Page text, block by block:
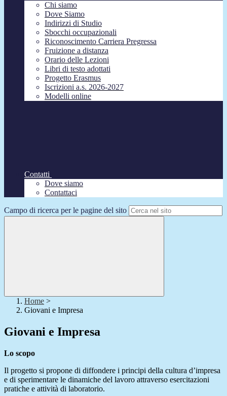
Chi siamo
Dove Siamo
Indirizzi di Studio
Sbocchi occupazionali
Riconoscimento Carriera Pregressa
Fruizione a distanza
Orario delle Lezioni
Libri di testo adottati
Progetto Erasmus
Iscrizioni a.s. 2026-2027
Modelli online
Contatti
Dove siamo
Contattaci
Campo di ricerca per le pagine del sito
Home >
Giovani e Impresa
Giovani e Impresa
Lo scopo
Il progetto si propone di diffondere i principi della cultura d’impresa
e di sperimentare le dinamiche del lavoro attraverso esercitazioni
pratiche e attività di laboratorio.